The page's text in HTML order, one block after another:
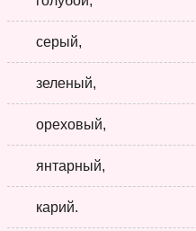
серый,
зеленый,
ореховый,
янтарный,
карий.